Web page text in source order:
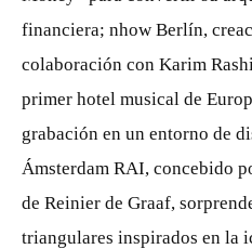
financiera; nhow Berlín,
colaboración con Karim
primer hotel musical de
grabación en un entorno de
Ámsterdam RAI, concebido
de Reinier de Graaf,
triangulares inspirados en la